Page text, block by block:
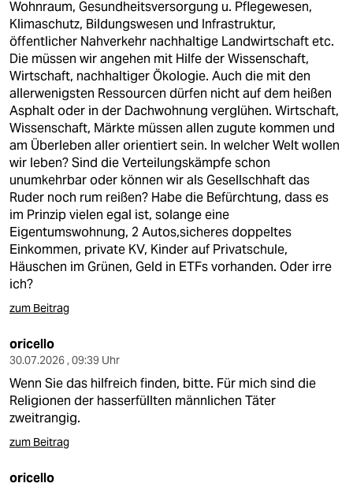
shop
fragen & hilfe
unterstützen
abo
genossenschaft
epaper login
Wohnraum, Gesundheitsversorgung u. Pflegewesen,
Klimaschutz, Bildungswesen und Infrastruktur,
öffentlicher Nahverkehr nachhaltige Landwirtschaft etc.
Die müssen wir angehen mit Hilfe der Wissenschaft,
Wirtschaft, nachhaltiger Ökologie. Auch die mit den
allerwenigsten Ressourcen dürfen nicht auf dem heißen
Asphalt oder in der Dachwohnung verglühen. Wirtschaft,
Wissenschaft, Märkte müssen allen zugute kommen und
am Überleben aller orientiert sein. In welcher Welt wollen
wir leben? Sind die Verteilungskämpfe schon
unumkehrbar oder können wir als Gesellschhaft das
Ruder noch rum reißen? Habe die Befürchtung, dass es
im Prinzip vielen egal ist, solange eine
Eigentumswohnung, 2 Autos,sicheres doppeltes
Einkommen, private KV, Kinder auf Privatschule,
Häuschen im Grünen, Geld in ETFs vorhanden. Oder irre
ich?
zum Beitrag
oricello
30.07.2026 , 09:39 Uhr
Wenn Sie das hilfreich finden, bitte. Für mich sind die
Religionen der hasserfüllten männlichen Täter
zweitrangig.
zum Beitrag
oricello